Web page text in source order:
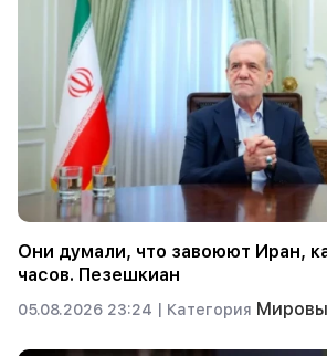
Они думали, что завоюют Иран,
часов. Пезешкиан
05.08.2026 23:24 | Категория